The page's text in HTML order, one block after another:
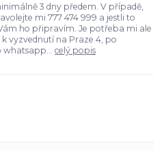
3 dny předem. V případě,
mi 777 474 999 a jestli to
ho připravím. Je potřeba mi ale
vyzvednutí na Praze 4, po
celý popis